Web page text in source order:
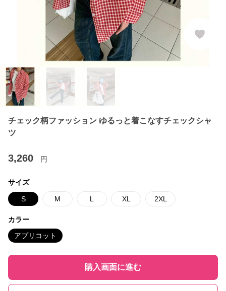
チェック柄ファッション ゆるっと着こなすチェックシャ
ツ
3,260 円
サイズ
S M L XL 2XL
カラー
アプリコット
購入画面に進む